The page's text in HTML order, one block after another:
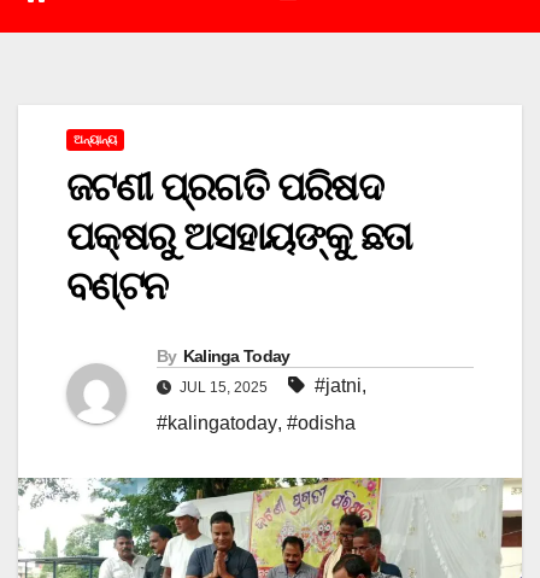
ଅନ୍ୟାନ୍ୟ
ଜଟଣୀ ପ୍ରଗତି ପରିଷଦ
ପକ୍ଷରୁ ଅସହାୟଙ୍କୁ ଛତା
ବଣ୍ଟନ
By Kalinga Today
JUL 15, 2025 #jatni,
#kalingatoday, #odisha